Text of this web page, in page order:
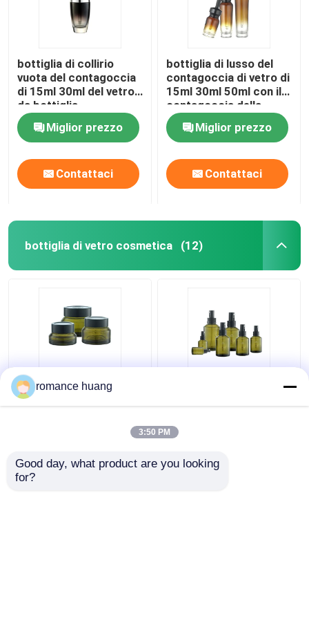
bottiglia di collirio
vuota del contagoccia
di 15ml 30ml del vetro
da bottiglia
dell'essenza di lusso di
LancomeMiglior prezzo
Contattaci
bottiglia di lusso del
contagoccia di vetro di
15ml 30ml 50ml con il
contagoccia della
bottiglia di olio
essenziale del
cappuccio
Miglior prezzo
Contattaci
bottiglia di vetro cosmetica (12)
Cosmetici crema dei
barattoli di vetro
bottiglia di vetro 15ml
200ml intorno alla
spalla di Sidelind
romance huang
3:50 PM
Good day, what product are you looking
for?